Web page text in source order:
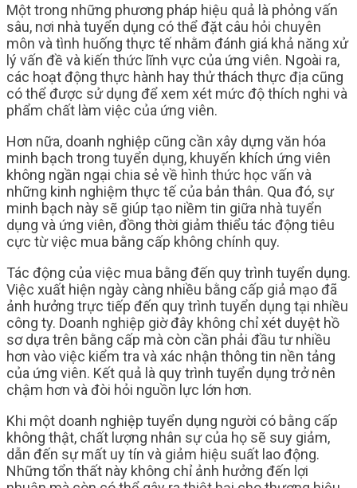
Một trong những phương pháp hiệu quả là phỏng vấn
sâu, nơi nhà tuyển dụng có thể đặt câu hỏi chuyên
môn và tình huống thực tế nhằm đánh giá khả năng xử
lý vấn đề và kiến thức lĩnh vực của ứng viên. Ngoài ra,
các hoạt động thực hành hay thử thách thực địa cũng
có thể được sử dụng để xem xét mức độ thích nghi và
phẩm chất làm việc của ứng viên.
Hơn nữa, doanh nghiệp cũng cần xây dựng văn hóa
minh bạch trong tuyển dụng, khuyến khích ứng viên
không ngần ngại chia sẻ về hình thức học vấn và
những kinh nghiệm thực tế của bản thân. Qua đó, sự
minh bạch này sẽ giúp tạo niềm tin giữa nhà tuyển
dụng và ứng viên, đồng thời giảm thiểu tác động tiêu
cực từ việc mua bằng cấp không chính quy.
Tác động của việc mua bằng đến quy trình tuyển dụng.
Việc xuất hiện ngày càng nhiều bằng cấp giả mạo đã
ảnh hưởng trực tiếp đến quy trình tuyển dụng tại nhiều
công ty. Doanh nghiệp giờ đây không chỉ xét duyệt hồ
sơ dựa trên bằng cấp mà còn cần phải đầu tư nhiều
hơn vào việc kiểm tra và xác nhận thông tin nền tảng
của ứng viên. Kết quả là quy trình tuyển dụng trở nên
chậm hơn và đòi hỏi nguồn lực lớn hơn.
Khi một doanh nghiệp tuyển dụng người có bằng cấp
không thật, chất lượng nhân sự của họ sẽ suy giảm,
dẫn đến sự mất uy tín và giảm hiệu suất lao động.
Những tổn thất này không chỉ ảnh hưởng đến lợi